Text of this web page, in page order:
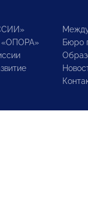
«ОПОРА»
Бюро